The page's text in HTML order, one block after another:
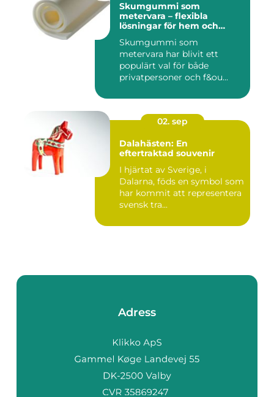
Skumgummi som
metervara – flexibla
lösningar för hem och
Skumgummi som
metervara har blivit ett
populärt val för både
privatpersoner och f&ou...
02. sep
Dalahästen: En
eftertraktad souvenir
I hjärtat av Sverige, i
Dalarna, föds en symbol som
har kommit att representera
svensk tra...
Adress